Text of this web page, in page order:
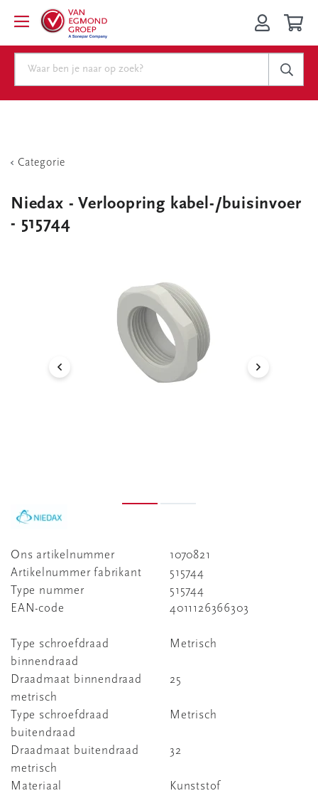
Categorie
Niedax - Verloopring kabel-/buisinvoer
- 515744
Ons artikelnummer
1070821
Artikelnummer fabrikant
515744
Type nummer
515744
EAN-code
4011126366303
Type schroefdraad
binnendraad
Metrisch
Draadmaat binnendraad
metrisch
25
Type schroefdraad
buitendraad
Metrisch
Draadmaat buitendraad
metrisch
32
Materiaal Kunststof